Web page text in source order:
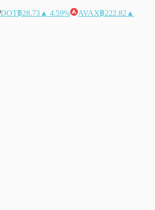
DOT฿28.73 ▲ 4.59% AVAX฿222.82 ▲